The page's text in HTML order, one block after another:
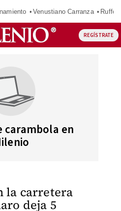
Venustiano Carranza Ruffo
REGÍSTRATE
carambola en
la carretera
deja 5